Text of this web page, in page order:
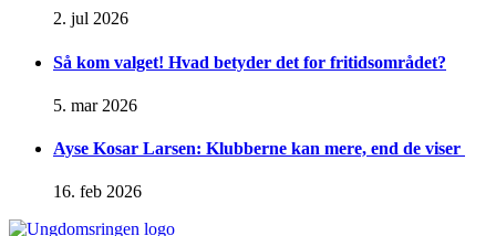
2. jul 2026
Så kom valget! Hvad betyder det for fritidsområdet?
5. mar 2026
Ayse Kosar Larsen: Klubberne kan mere, end de viser
16. feb 2026